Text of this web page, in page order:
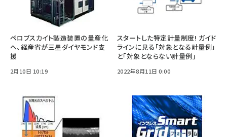
ペロブスカイト製造装置の量産化
へ、経産省が三星ダイヤモンド支
援
2月10日 10:19
スタートした特定計量制度! ガイド
ラインに見る「対象となる計量例」
と「対象とならない計量例」
2022年8月11日 0:00